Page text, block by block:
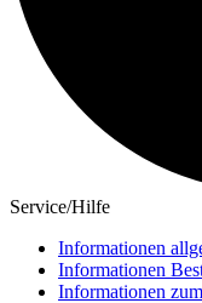
Service/Hilfe
Informationen
Informationen
Informationen